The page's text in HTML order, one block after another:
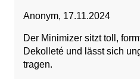
Anonym, 17.11.2024
Der Minimizer sitzt toll,
Dekolleté und lässt sich
tragen.